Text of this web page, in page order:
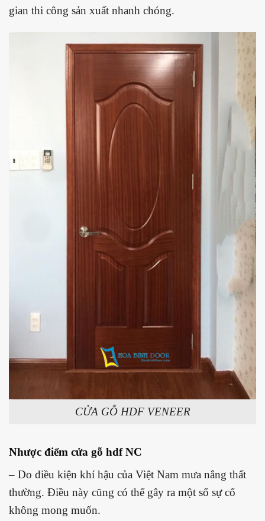
gian thi công sản xuất nhanh chóng.
CỬA GỖ HDF VENEER
Nhược điểm cửa gỗ hdf NC
– Do điều kiện khí hậu của Việt Nam mưa nắng thất
thường. Điều này cũng có thể gây ra một số sự cố
không mong muốn.